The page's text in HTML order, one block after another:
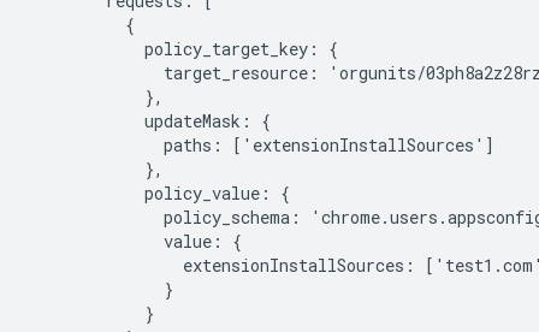
          {
            policy_target_key: {
target_resource: 'orgunits/
            },
            updateMask: {
              paths: ['extensionInstallSources']
            },
            policy_value: {
policy_schema:
              value: {
extensionInstallSources:
              }
            }